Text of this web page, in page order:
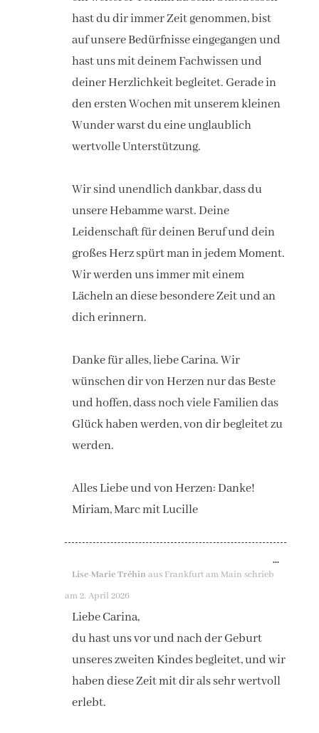
hast du dir immer Zeit genommen, bist
auf unsere Bedürfnisse eingegangen und
hast uns mit deinem Fachwissen und
deiner Herzlichkeit begleitet. Gerade in
den ersten Wochen mit unserem kleinen
Wunder warst du eine unglaublich
wertvolle Unterstützung.
Wir sind unendlich dankbar, dass du
unsere Hebamme warst. Deine
Leidenschaft für deinen Beruf und dein
großes Herz spürt man in jedem Moment.
Wir werden uns immer mit einem
Lächeln an diese besondere Zeit und an
dich erinnern.
Danke für alles, liebe Carina. Wir
wünschen dir von Herzen nur das Beste
und hoffen, dass noch viele Familien das
Glück haben werden, von dir begleitet zu
werden.
Alles Liebe und von Herzen: Danke!
Miriam, Marc mit Lucille
Lise-Marie Tréhinaus Frankfurt am Main schrieb
am 2. April 2026
Liebe Carina,
du hast uns vor und nach der Geburt
unseres zweiten Kindes begleitet, und wir
haben diese Zeit mit dir als sehr wertvoll
erlebt.
...DIESE